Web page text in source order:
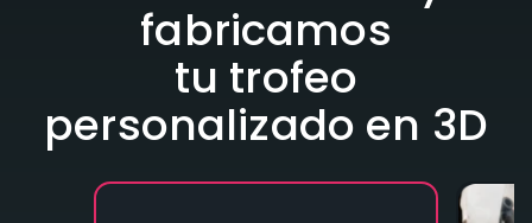
fabricamos
tu trofeo
personalizado en 3D